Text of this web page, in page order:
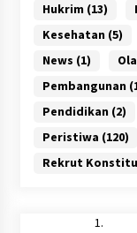
Hukrim (13)
Kesehatan (5)
News (1)
Pembangunan
Pendidikan (2)
Peristiwa (120)
Rekrut